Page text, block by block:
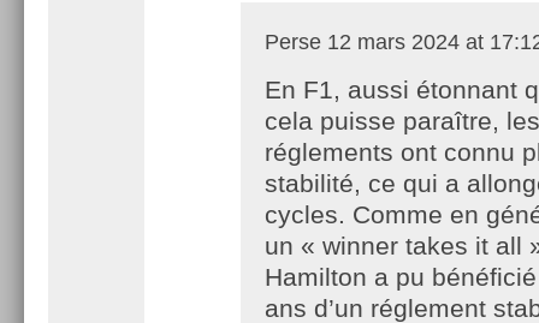
Perse 12 mars 2024 at
En F1, aussi étonnant
cela puisse paraître, les
réglements ont connu
stabilité, ce qui a
cycles. Comme en
un « winner takes it all
Hamilton a pu
ans d’un réglement